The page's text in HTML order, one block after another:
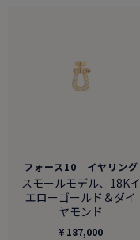
フォース10 イヤリング
スモールモデル、18Kイ
エローゴールド＆ダイ
ヤモンド
¥ 187,000